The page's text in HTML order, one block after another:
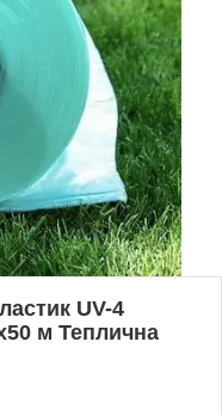
UV-4
м Теплична